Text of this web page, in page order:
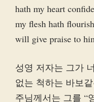
hath my heart
my flesh hath
will give praise to
성영 저자는 그가
없는 척하는 바보
주님께서는 그를 “